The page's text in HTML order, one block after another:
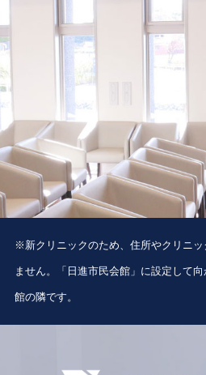
※新クリニックのため、住所やクリニッ
ません。「日進市民会館」に設定して
館の隣です。